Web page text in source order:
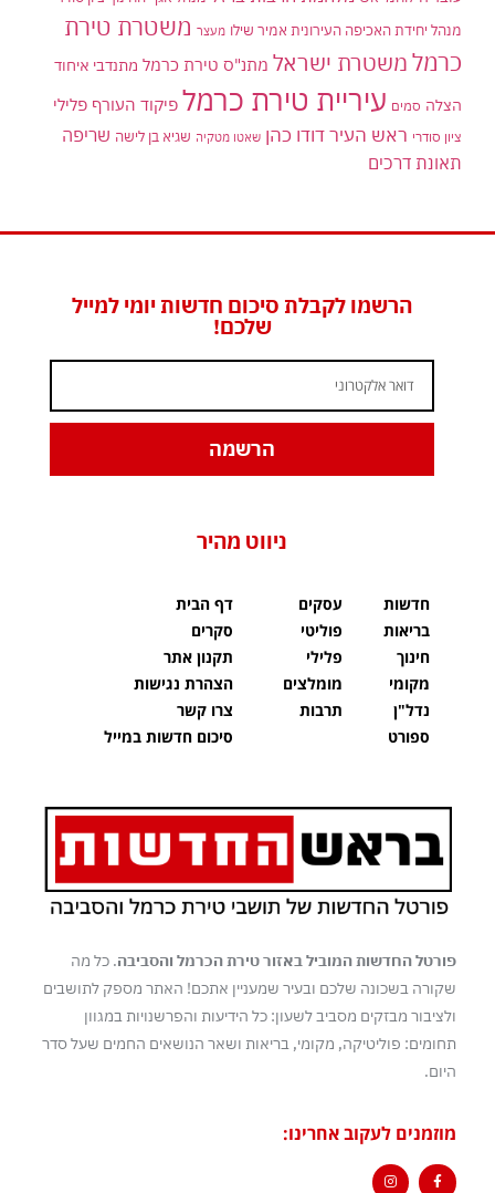
מנהל יחידת האכיפה העירונית אמיר שילו מעצר משטרת טירת
כרמלמשטרת ישראל מתנ"ס טירת כרמל מתנדבי איחוד
הצלה סמים עיריית טירת כרמל פיקוד העורף פלילי
ציון סודרי ראש העיר דודו כהן שאטו מטקיה שגיא בן לישה שריפה
תאונת דרכים
הרשמו לקבלת סיכום חדשות יומי למייל
שלכם!
הרשמה
ניווט מהיר
חדשות
בריאות
חינוך
מקומי
נדל"ן
ספורט
עסקים
פוליטי
פלילי
מומלצים
תרבות
דף הבית
סקרים
תקנון אתר
הצהרת נגישות
צרו קשר
סיכום חדשות במייל
פורטל החדשות המוביל באזור טירת הכרמל והסביבה. כל מה
שקורה בשכונה שלכם ובעיר שמעניין אתכם! האתר מספק לתושבים
ולציבור מבזקים מסביב לשעון: כל הידיעות והפרשנויות במגוון
תחומים: פוליטיקה, מקומי, בריאות ושאר הנושאים החמים שעל סדר
היום.
מוזמנים לעקוב אחרינו: